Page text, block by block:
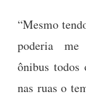
“Mesmo
poderia me
ônibus todos
nas ruas o